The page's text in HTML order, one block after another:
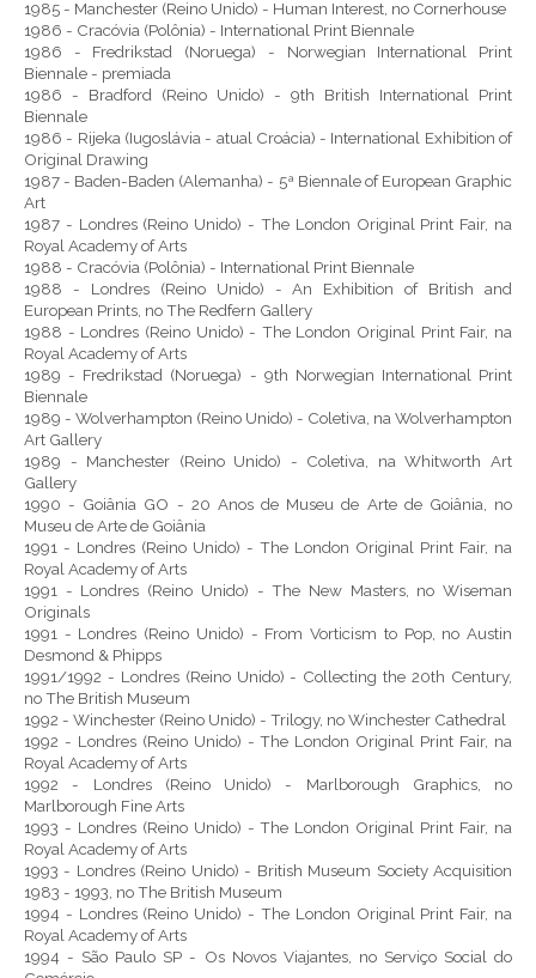
1985 - Manchester (Reino Unido) - Human Interest, no Cornerhouse
1986 - Cracóvia (Polônia) - International Print Biennale
1986 - Fredrikstad (Noruega) - Norwegian International Print
Biennale - premiada
1986 - Bradford (Reino Unido) - 9th British International Print
Biennale
1986 - Rijeka (Iugoslávia - atual Croácia) - International Exhibition of
Original Drawing
1987 - Baden-Baden (Alemanha) - 5ª Biennale of European Graphic
Art
1987 - Londres (Reino Unido) - The London Original Print Fair, na
Royal Academy of Arts
1988 - Cracóvia (Polônia) - International Print Biennale
1988 - Londres (Reino Unido) - An Exhibition of British and
European Prints, no The Redfern Gallery
1988 - Londres (Reino Unido) - The London Original Print Fair, na
Royal Academy of Arts
1989 - Fredrikstad (Noruega) - 9th Norwegian International Print
Biennale
1989 - Wolverhampton (Reino Unido) - Coletiva, na Wolverhampton
Art Gallery
1989 - Manchester (Reino Unido) - Coletiva, na Whitworth Art
Gallery
1990 - Goiânia GO - 20 Anos de Museu de Arte de Goiânia, no
Museu de Arte de Goiânia
1991 - Londres (Reino Unido) - The London Original Print Fair, na
Royal Academy of Arts
1991 - Londres (Reino Unido) - The New Masters, no Wiseman
Originals
1991 - Londres (Reino Unido) - From Vorticism to Pop, no Austin
Desmond & Phipps
1991/1992 - Londres (Reino Unido) - Collecting the 20th Century,
no The British Museum
1992 - Winchester (Reino Unido) - Trilogy, no Winchester Cathedral
1992 - Londres (Reino Unido) - The London Original Print Fair, na
Royal Academy of Arts
1992 - Londres (Reino Unido) - Marlborough Graphics, no
Marlborough Fine Arts
1993 - Londres (Reino Unido) - The London Original Print Fair, na
Royal Academy of Arts
1993 - Londres (Reino Unido) - British Museum Society Acquisition
1983 - 1993, no The British Museum
1994 - Londres (Reino Unido) - The London Original Print Fair, na
Royal Academy of Arts
1994 - São Paulo SP - Os Novos Viajantes, no Serviço Social do